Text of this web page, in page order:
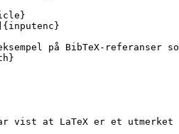
}
]{ inputenc }
på BibTeX-
vist at LaTeX er et utmerket